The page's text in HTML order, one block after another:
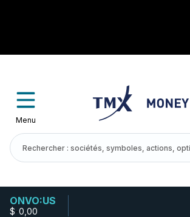
Menu
ONVO:US
$-0,00